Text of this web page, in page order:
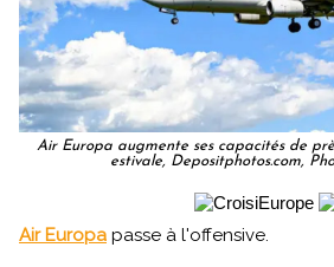
Air Europa augmente ses capacités de
estivale, Depositphotos.com,
Air Europa passe à l'offensive.